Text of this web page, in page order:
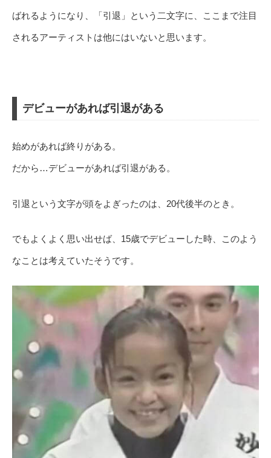
ばれるようになり、「引退」という二文字に、ここまで注目
されるアーティストは他にはいないと思います。
デビューがあれば引退がある
始めがあれば終りがある。
だから…デビューがあれば引退がある。
引退という文字が頭をよぎったのは、20代後半のとき。
でもよくよく思い出せば、15歳でデビューした時、このよう
なことは考えていたそうです。